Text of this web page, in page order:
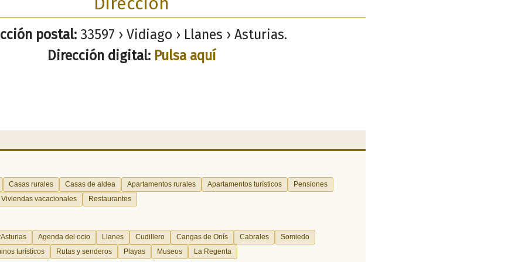
postal: 33597 › Vidiago › Llanes › Asturias.
Dirección digital: Pulsa aquí